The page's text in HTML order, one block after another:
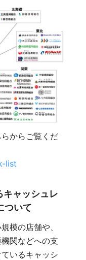
からご覧くだ
list
ャッシュレ
ついて
模の店舗や、
関などへの支
いるキャッシ